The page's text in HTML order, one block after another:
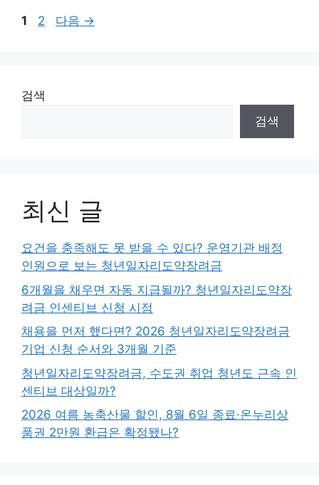
페
1
페
2 다음 →
검색
검색
최신 글
요건을 충족해도 못 받을 수 있다? 운영기관 배정
인원으로 보는 청년일자리도약장려금
6개월을 채우면 자동 지급될까? 청년일자리도약장
려금 인센티브 신청 시점
채용을 먼저 했다면? 2026 청년일자리도약장려금
기업 신청 순서와 3개월 기준
청년일자리도약장려금, 수도권 취업 청년도 근속 인
센티브 대상일까?
2026 여름 농축산물 할인, 8월 6일 종료·온누리상
품권 2만원 환급은 확정됐나?